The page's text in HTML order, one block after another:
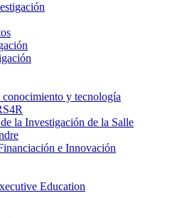
conocimiento y tecnología
la Investigación de la Salle
e Innovación
Education